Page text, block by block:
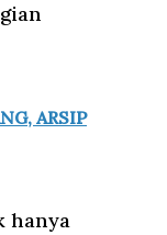
ARSIP
hanya